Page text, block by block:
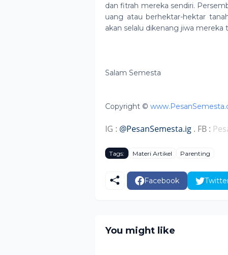
dan fitrah mereka sendiri.
uang atau berhektar-hektar
akan selalu dikenang jiwa mereka
Salam Semesta
Copyright ©
IG : @PesanSemesta.ig . FB :
Tags: Materi Artikel Parenting
Facebook
You might like